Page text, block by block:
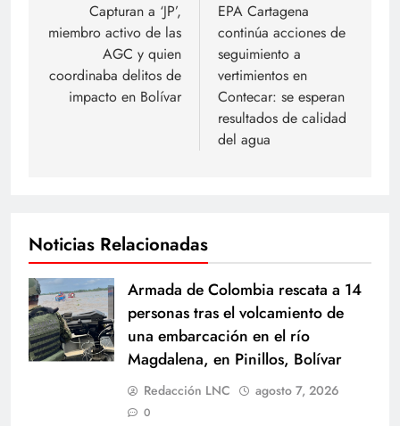
entradas
Capturan a ‘JP’,
miembro activo de las
AGC y quien
coordinaba delitos de
impacto en Bolívar
EPA Cartagena
continúa acciones de
seguimiento a
vertimientos en
Contecar: se esperan
resultados de calidad
del agua
Noticias Relacionadas
Armada de Colombia rescata a 14
personas tras el volcamiento de
una embarcación en el río
Magdalena, en Pinillos, Bolívar
Redacción LNC agosto 7, 2026
0